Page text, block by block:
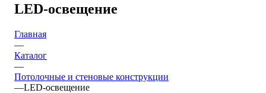
LED-освещение
Главная
—
Каталог
—
Потолочные и стеновые конструкции
—LED-освещение